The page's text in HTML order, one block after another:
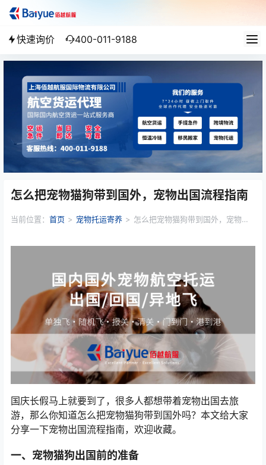
快速询价 400-011-9188
怎么把宠物猫狗带到国外，宠物出国流程指南
当前位置： 首页 > 宠物托运寄养 > 怎么把宠物猫狗带到国外，宠物出
国庆长假马上就要到了，很多人都想带着宠物出国去旅
游，那么你知道怎么把宠物猫狗带到国外吗？本文给大家
分享一下宠物出国流程指南，欢迎收藏。
一、宠物猫狗出国前的准备